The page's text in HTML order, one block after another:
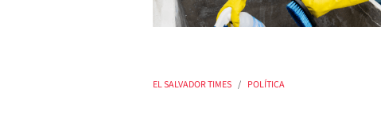
EL SALVADOR TIMES POLÍTICA